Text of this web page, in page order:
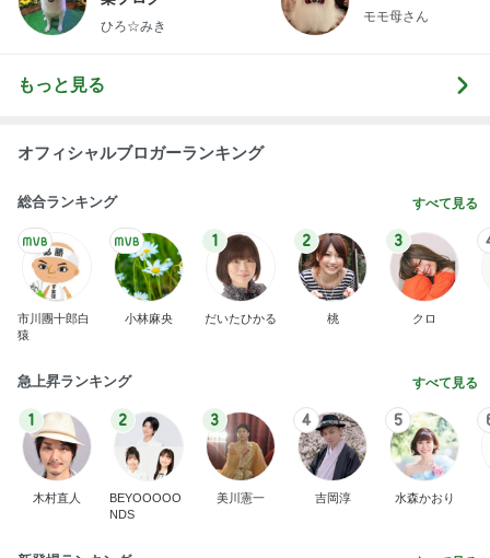
ひろ☆みき
モモ母さん
もっと見る
オフィシャルブロガーランキング
総合ランキング すべて見る
市川團十郎白
猿
小林麻央
1
だいたひかる
2
桃
3
クロ
急上昇ランキング すべて見る
1
木村直人
2
BEYOOOOO
NDS
3
美川憲一
4
吉岡淳
5
水森かおり